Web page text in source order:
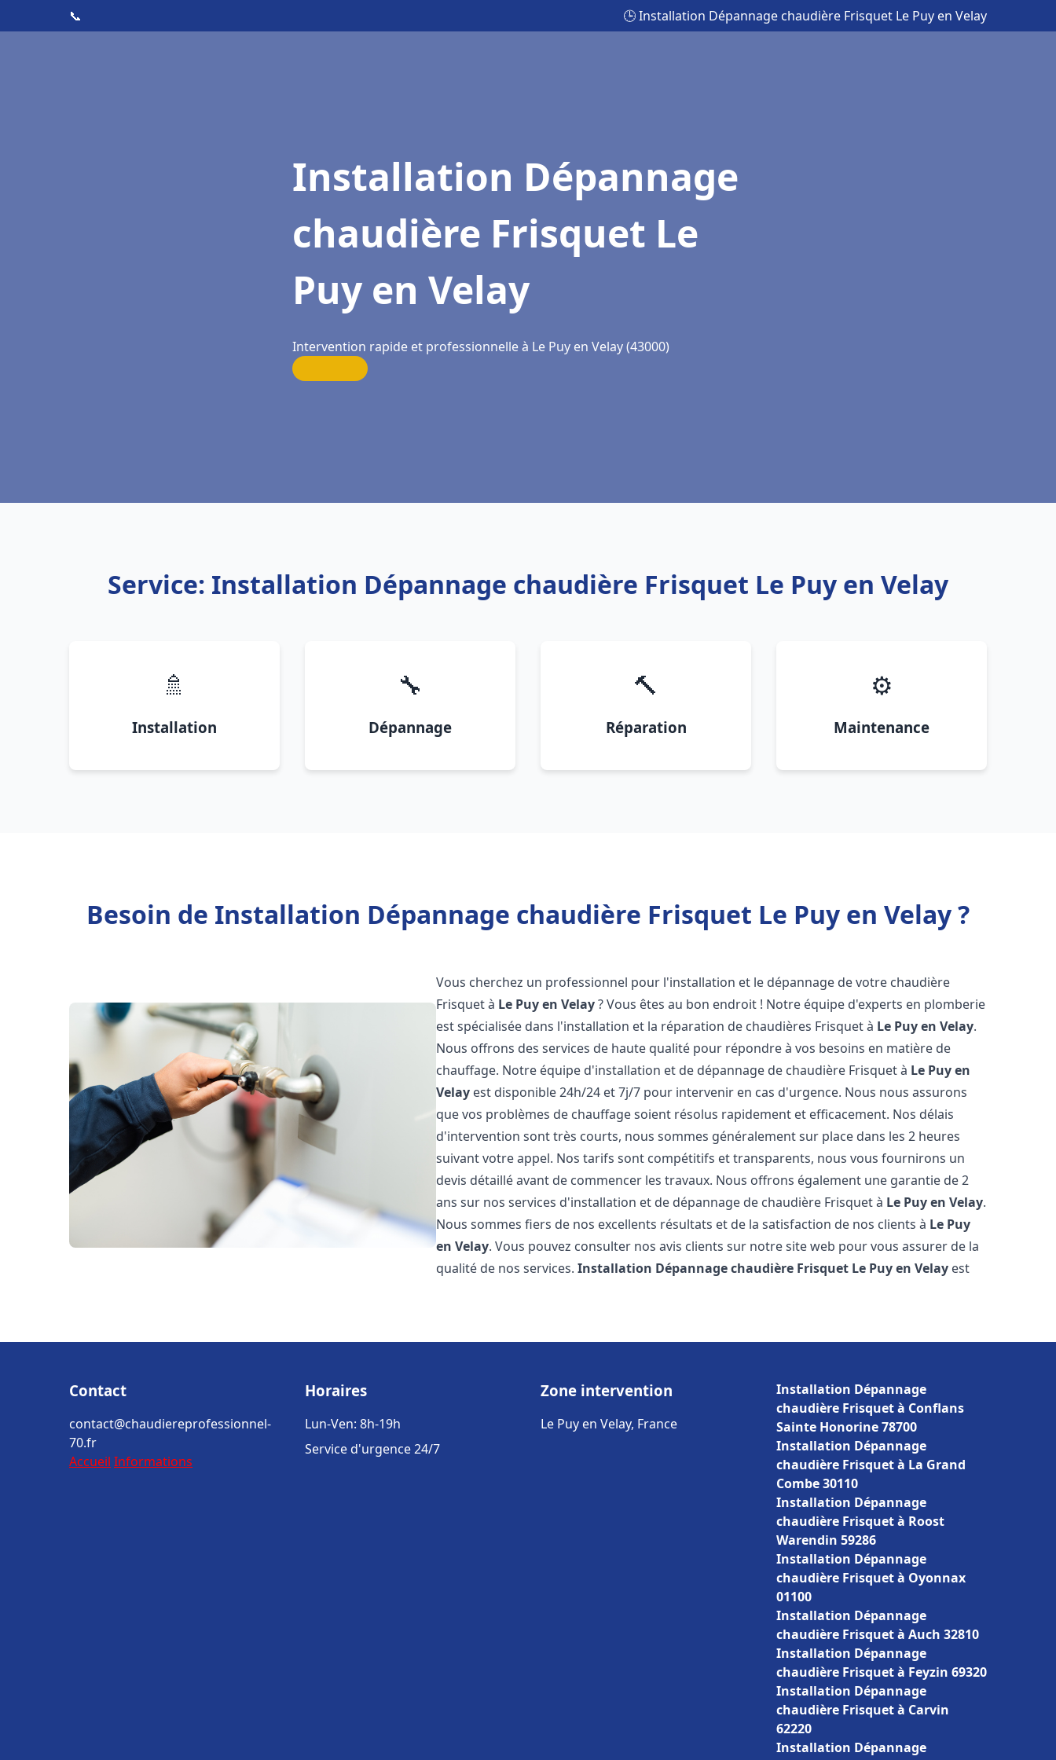
📞 🕒 Installation Dépannage chaudière Frisquet Le Puy en Velay
Installation Dépannage
chaudière Frisquet Le
Puy en Velay
Intervention rapide et professionnelle à Le Puy en Velay (43000)
Service: Installation Dépannage chaudière Frisquet Le Puy en Velay
🚿
Installation
🔧
Dépannage
🔨
Réparation
⚙️
Maintenance
Besoin de Installation Dépannage chaudière Frisquet Le Puy en Velay ?
Vous cherchez un professionnel pour l'installation et le dépannage de votre chaudière
Frisquet à Le Puy en Velay? Vous êtes au bon endroit ! Notre équipe d'experts en plomberie
est spécialisée dans l'installation et la réparation de chaudières Frisquet à Le Puy en Velay.
Nous offrons des services de haute qualité pour répondre à vos besoins en matière de
chauffage. Notre équipe d'installation et de dépannage de chaudière Frisquet à Le Puy en
Velay est disponible 24h/24 et 7j/7 pour intervenir en cas d'urgence. Nous nous assurons
que vos problèmes de chauffage soient résolus rapidement et efficacement. Nos délais
d'intervention sont très courts, nous sommes généralement sur place dans les 2 heures
suivant votre appel. Nos tarifs sont compétitifs et transparents, nous vous fournirons un
devis détaillé avant de commencer les travaux. Nous offrons également une garantie de 2
ans sur nos services d'installation et de dépannage de chaudière Frisquet à Le Puy en Velay.
Nous sommes fiers de nos excellents résultats et de la satisfaction de nos clients à Le Puy
en Velay. Vous pouvez consulter nos avis clients sur notre site web pour vous assurer de la
qualité de nos services.Installation Dépannage chaudière Frisquet Le Puy en Velay est
Contact
contact@chaudiereprofessionnel-
70.fr
Accueil Informations
Horaires
Lun-Ven: 8h-19h
Service d'urgence 24/7
Zone intervention
Le Puy en Velay, France
Installation Dépannage
chaudière Frisquet à Conflans
Sainte Honorine 78700
Installation Dépannage
chaudière Frisquet à La Grand
Combe 30110
Installation Dépannage
chaudière Frisquet à Roost
Warendin 59286
Installation Dépannage
chaudière Frisquet à Oyonnax
01100
Installation Dépannage
chaudière Frisquet à Auch 32810
Installation Dépannage
chaudière Frisquet à Feyzin 69320
Installation Dépannage
chaudière Frisquet à Carvin
62220
Installation Dépannage